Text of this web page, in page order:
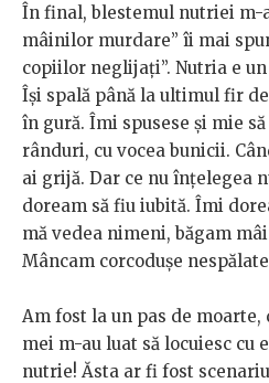
În final, blestemul nutriei m-
mâinilor murdare” îi mai
copiilor neglijați”. Nutria e
Își spală până la ultimul fir
în gură. Îmi spusese și mie
rânduri, cu vocea bunicii.
ai grijă. Dar ce nu înțelegea
doream să fiu iubită. Îmi
mă vedea nimeni, băgam
Mâncam corcodușe
Am fost la un pas de
mei m-au luat să locuiesc cu
nutrie! Ăsta ar fi fost